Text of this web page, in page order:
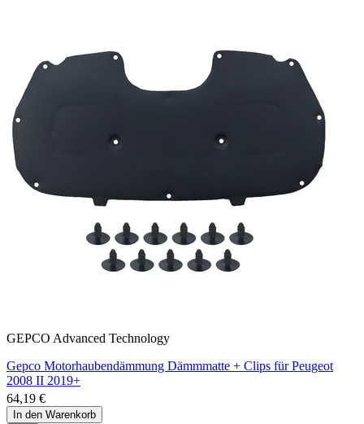
GEPCO Advanced Technology
Gepco Motorhaubendämmung Dämmmatte + Clips für Peugeot
2008 II 2019+
64,19 €
In den Warenkorb